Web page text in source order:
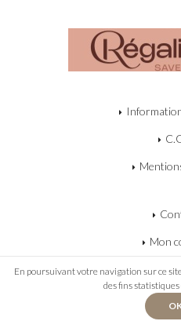
Mon
Mon
En poursuivant votre navigation sur ce
des fins